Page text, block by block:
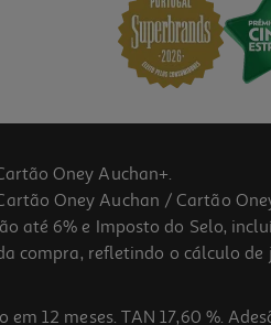
Oney Auchan+.
Oney Auchan / Cartão
até 6% e Imposto do Selo,
compra, refletindo o cálculo
12 meses. TAN 17,60 %.